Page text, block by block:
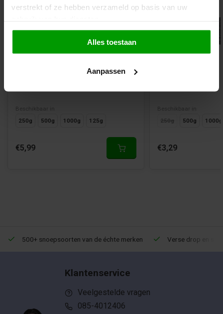
verstrekt of ze hebben verzameld op basis van uw
Alles toestaan
Aanpassen
Beschikbaar in
250g
500g 1000g 125g
€5,99
250g
500g 1000g
€3,29
500+ snoepsoorten van de échte merken Verse drop en
Klantenservice
Veelgestelde vragen
085-4012406